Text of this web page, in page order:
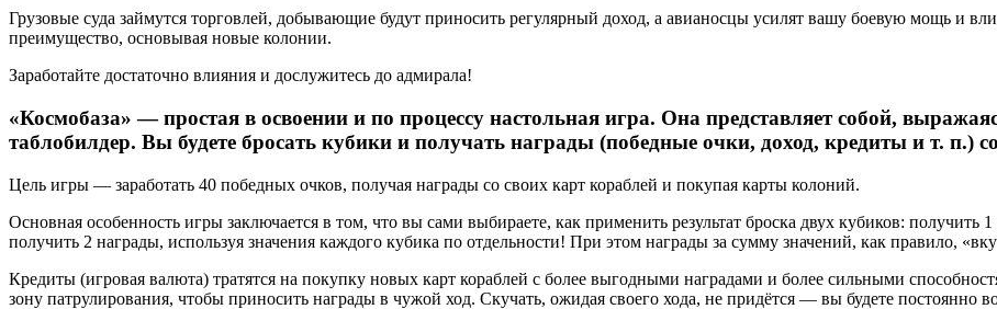
Грузовые суда займутся торговлей, добывающие будут приносить регулярный доход, а авианосцы усилят вашу боевую мощь и
преимущество, основывая новые колонии.
Заработайте достаточно влияния и дослужитесь до адмирала!
«Космобаза» — простая в освоении и по процессу настольная игра. Она представляет собой,
таблобилдер. Вы будете бросать кубики и получать награды (победные очки, доход, кредиты и т. п.)
Цель игры — заработать 40 победных очков, получая награды со своих карт кораблей и покупая карты колоний.
Основная особенность игры заключается в том, что вы сами выбираете, как применить результат броска двух кубиков: получить
получить 2 награды, используя значения каждого кубика по отдельности! При этом награды за сумму значений, как правило,
Кредиты (игровая валюта) тратятся на покупку новых карт кораблей с более выгодными наградами и более сильными
зону патрулирования, чтобы приносить награды в чужой ход. Скучать, ожидая своего хода, не придётся — вы будете постоянно